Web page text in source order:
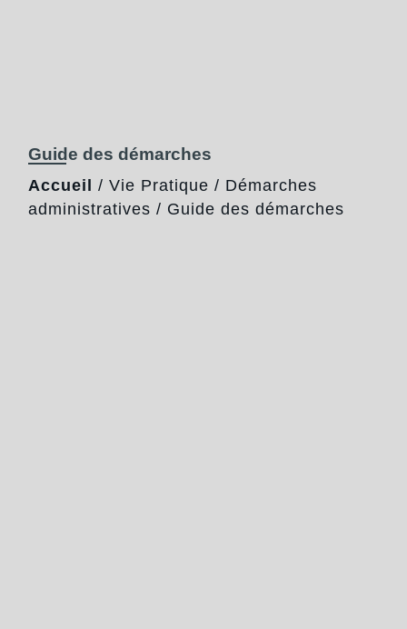
Guide des démarches
Accueil / Vie Pratique / Démarches
administratives / Guide des démarches